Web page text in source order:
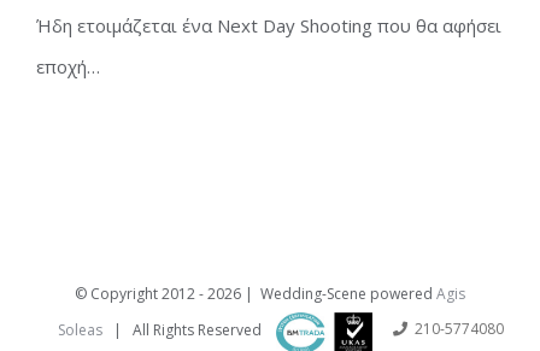
Ήδη ετοιμάζεται ένα Next Day Shooting που θα αφήσει
εποχή…
© Copyright 2012 -2026 | Wedding-Scene powered Agis
Soleas| All Rights Reserved 210-5774080